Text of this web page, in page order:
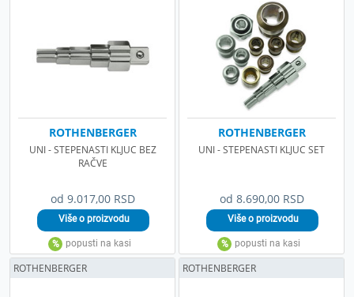
od 9.017,00 RSD
ROTHENBERGER
UNI - STEPENASTI KLJUC BEZ
RAČVE
od 8.690,00 RSD
ROTHENBERGER
UNI - STEPENASTI KLJUC SET
ROTHENBERGER ROTHENBERGER